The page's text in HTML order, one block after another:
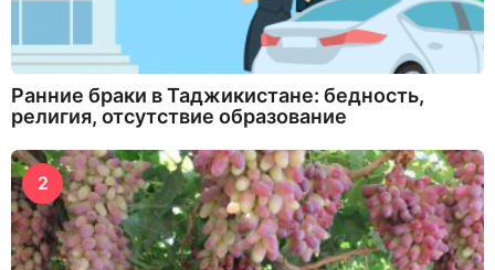
Ранние браки в Таджикистане: бедность,
религия, отсутствие образование
2